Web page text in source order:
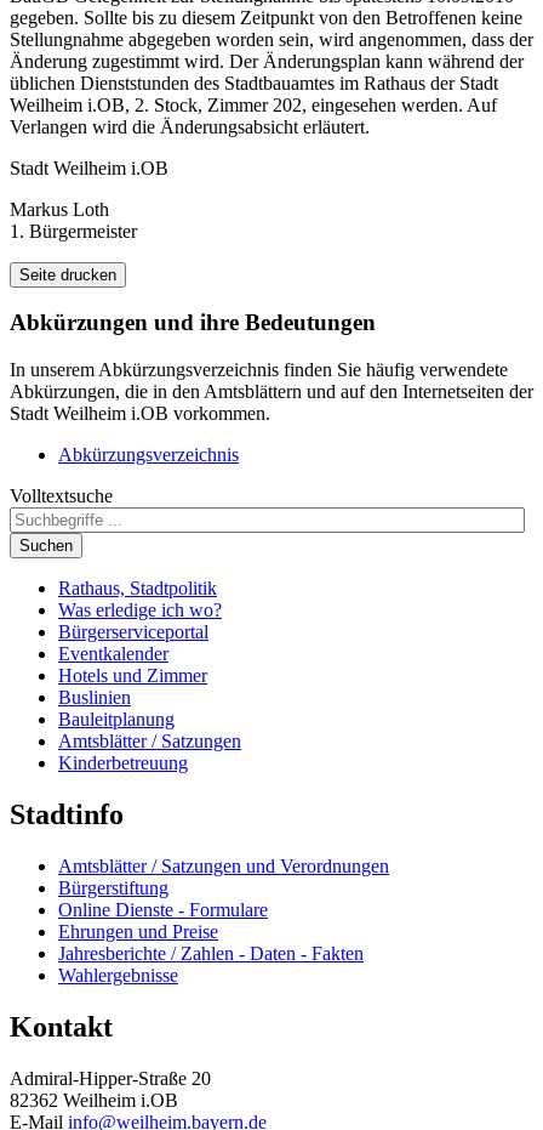
gegeben. Sollte bis zu diesem Zeitpunkt von den Betroffenen keine
Stellungnahme abgegeben worden sein, wird angenommen, dass der
Änderung zugestimmt wird. Der Änderungsplan kann während der
üblichen Dienststunden des Stadtbauamtes im Rathaus der Stadt
Weilheim i.OB, 2. Stock, Zimmer 202, eingesehen werden. Auf
Verlangen wird die Änderungsabsicht erläutert.
Stadt Weilheim i.OB
Markus Loth
1. Bürgermeister
Seite drucken
Abkürzungen und ihre Bedeutungen
In unserem Abkürzungsverzeichnis finden Sie häufig verwendete
Abkürzungen, die in den Amtsblättern und auf den Internetseiten der
Stadt Weilheim i.OB vorkommen.
Abkürzungsverzeichnis
Volltextsuche
Suchen
Rathaus, Stadtpolitik
Was erledige ich wo?
Bürgerserviceportal
Eventkalender
Hotels und Zimmer
Buslinien
Bauleitplanung
Amtsblätter / Satzungen
Kinderbetreuung
Stadtinfo
Amtsblätter / Satzungen und Verordnungen
Bürgerstiftung
Online Dienste - Formulare
Ehrungen und Preise
Jahresberichte / Zahlen - Daten - Fakten
Wahlergebnisse
Kontakt
Admiral-Hipper-Straße 20
82362 Weilheim i.OB
E-Mail info@weilheim.bayern.de